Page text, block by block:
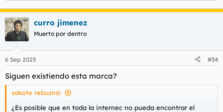
curro jimenez
Muerto por dentro
6 Sep 2025 #34
Siguen existiendo esta marca?
sakote rebuznó:
¿Es posible que en toda la internec no pueda encontrar el